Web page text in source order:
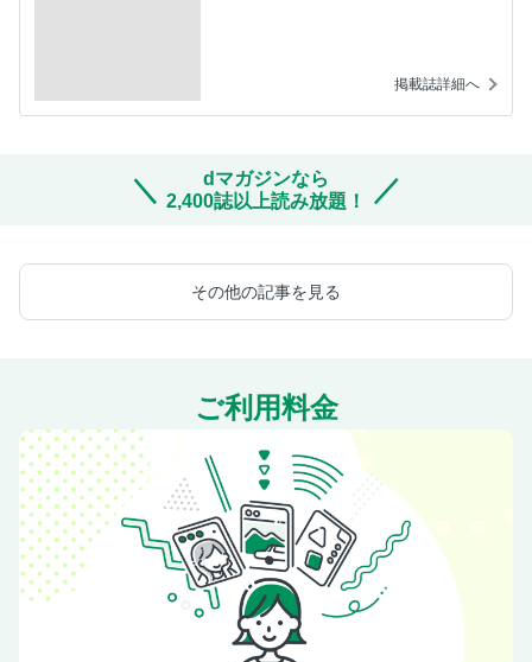
掲載誌詳細へ
dマガジンなら
2,400誌以上読み放題！
その他の記事を見る
ご利用料金